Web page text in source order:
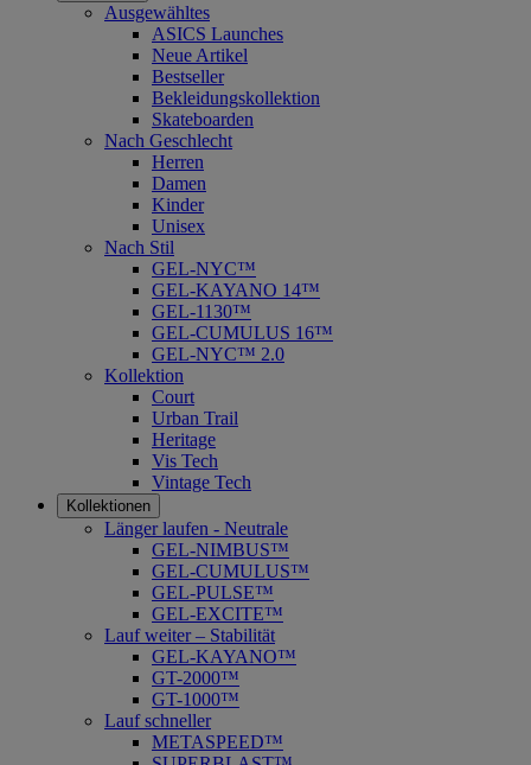
Ausgewähltes
ASICS Launches
Neue Artikel
Bestseller
Bekleidungskollektion
Skateboarden
Nach Geschlecht
Herren
Damen
Kinder
Unisex
Nach Stil
GEL-NYC™
GEL-KAYANO 14™
GEL-1130™
GEL-CUMULUS 16™
GEL-NYC™ 2.0
Kollektion
Court
Urban Trail
Heritage
Vis Tech
Vintage Tech
Kollektionen
Länger laufen - Neutrale
GEL-NIMBUS™
GEL-CUMULUS™
GEL-PULSE™
GEL-EXCITE™
Lauf weiter – Stabilität
GEL-KAYANO™
GT-2000™
GT-1000™
Lauf schneller
METASPEED™